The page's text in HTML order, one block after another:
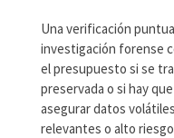
Una verificación
investigación forense
el presupuesto si se
preservada o si hay
asegurar datos
relevantes o alto